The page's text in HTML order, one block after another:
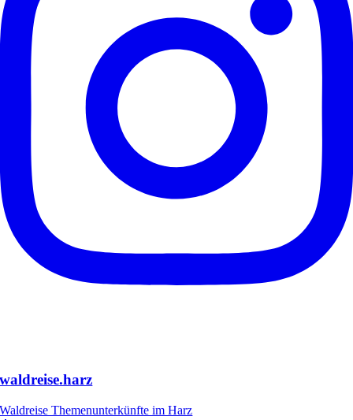
waldreise.harz
Waldreise Themenunterkünfte im Harz